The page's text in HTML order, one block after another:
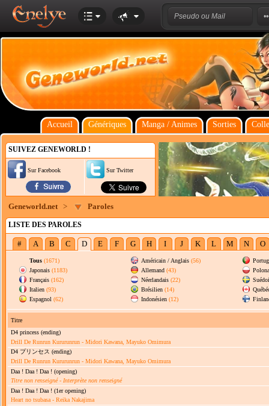
Accueil Génériques Manga / Animes Sorties
SUIVEZ GENEWORLD !
Sur Facebook Sur Twitter
Geneworld.net > Paroles
LISTE DES PAROLES
# A B C D E F G H I J K L M N O
Tous (1671)
Japonais (1183)
Français (162)
Italien (93)
Espagnol (62)
Américain / Anglais (56)
Allemand (43)
Néerlandais (22)
Brésilien (14)
Indonésien (12)
Titre
D4 princess (ending)
Drill De Runrun Kururunrun - Midori Kawana, Mayuko Omimura
D4 プリンセス (ending)
Drill De Runrun Kururunrun - Midori Kawana, Mayuko Omimura
Daa ! Daa ! Daa ! (opening)
Titre non renseigné- Interprète non renseigné
Daa ! Daa ! Daa ! (1er opening)
Heart no tsubasa - Reika Nakajima